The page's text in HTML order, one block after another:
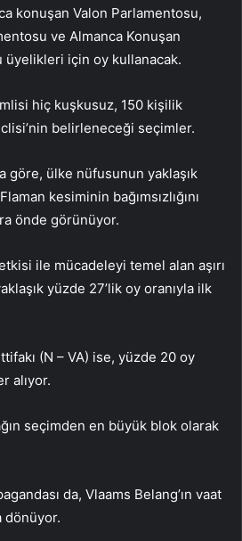
konuşan Valon Parlamentosu,
ve Almanca Konuşan
üyelikleri için oy kullanacak.
hiç kuşkusuz, 150 kişilik
belirleneceği seçimler.
göre, ülke nüfusunun yaklaşık
kesiminin bağımsızlığını
önde görünüyor.
ile mücadeleyi temel alan aşırı
yüzde 27’lik oy oranıyla ilk
(N – VA) ise, yüzde 20 oy
alıyor.
seçimden en büyük blok olarak
da, Vlaams Belang’ın vaat
dönüyor.